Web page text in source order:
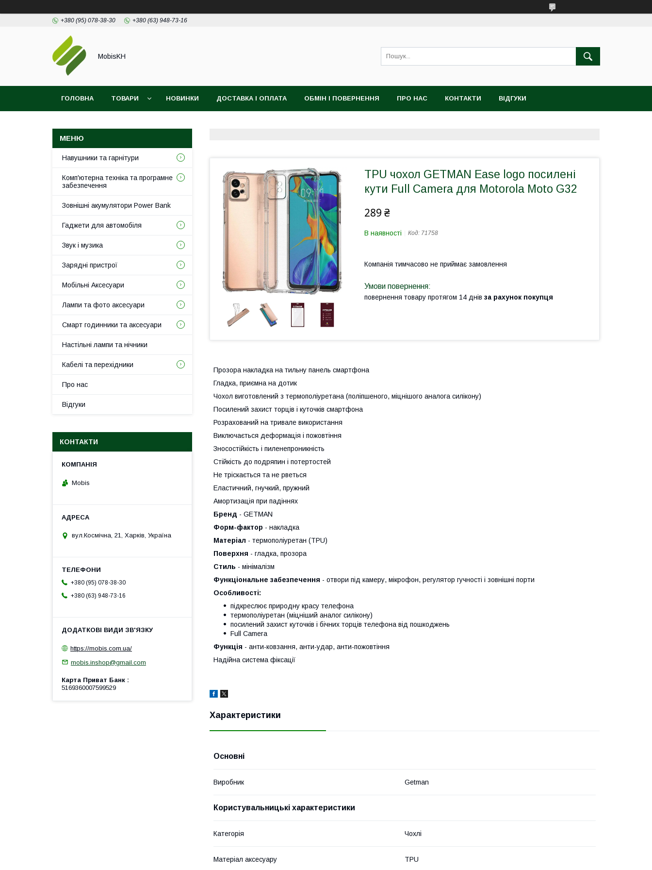
+380 (95) 078-38-30 +380 (63) 948-73-16
MobisKH
ГОЛОВНА ТОВАРИ НОВИНКИ ДОСТАВКА І ОПЛАТА ОБМІН І ПОВЕРНЕННЯ ПРО НАС КОНТАКТИ ВІДГУКИ
TPU чохол GETMAN Ease logo посилені
кути Full Camera для Motorola Moto G32
289 ₴
В наявності Код: 71758
Компанія тимчасово не приймає замовлення
повернення товару протягом 14 днів за рахунок покупця
Прозора накладка на тильну панель смартфона
Гладка, приємна на дотик
Чохол виготовлений з термополiуретана (поліпшеного, мiцнiшого аналога силікону)
Посилений захист торців і куточків смартфона
Розрахований на тривале використання
Виключається деформація і пожовтіння
Зносостійкість і пиленепроникність
Стійкість до подряпин і потертостей
Не тріскається та не рветься
Еластичний, гнучкий, пружний
Амортизація при падіннях
Бренд - GETMAN
Форм-фактор - накладка
Матеріал - термополiуретан (TPU)
Поверхня - гладка, прозора
Стиль - мінімалізм
Функціональне забезпечення - отвори під камеру, мікрофон, регулятор гучності і зовнішні порти
Особливості:
підкреслює природну красу телефона
термополiуретан (міцніший аналог силікону)
посилений захист куточків і бічних торців телефона від пошкоджень
Full Camera
Функція - анти-ковзання, анти-удар, анти-пожовтіння
Надійна система фіксації
Характеристики
Основні
Виробник Getman
Користувальницькі характеристики
Категорія Чохлі
Матеріал аксесуару TPU
Навушники та гарнітури
Комп'ютерна техніка та програмне
забезпечення
Зовнішні акумулятори Power Bank
Гаджети для автомобіля
Звук і музика
Зарядні пристрої
Мобільні Аксесуари
Лампи та фото аксесуари
Смарт годинники та аксесуари
Настільні лампи та нічники
Кабелі та перехідники
Про нас
Відгуки
КОНТАКТИ
Mobis
вул.Космічна, 21, Харків, Україна
+380 (95) 078-38-30
+380 (63) 948-73-16
https://mobis.com.ua/
mobis.inshop@gmail.com
Карта Приват Банк
5169360007599529